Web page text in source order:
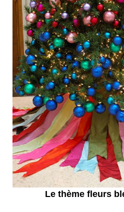
Le thème fleurs